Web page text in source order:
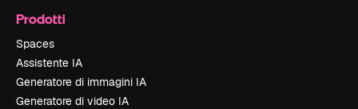
Prodotti
Spaces
Assistente IA
Generatore di immagini IA
Generatore di video IA